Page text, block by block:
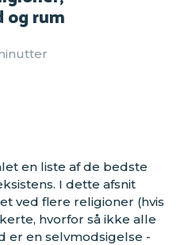
rum
en liste af de bedste
I dette afsnit
ved flere religioner (hvis
hvorfor så ikke alle
en selvmodsigelse -